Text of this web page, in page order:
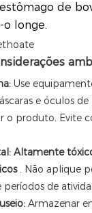
de
o longe.
Use
e óculos
o produto. Evite
Altamente
. Não aplique
de
Armazenar